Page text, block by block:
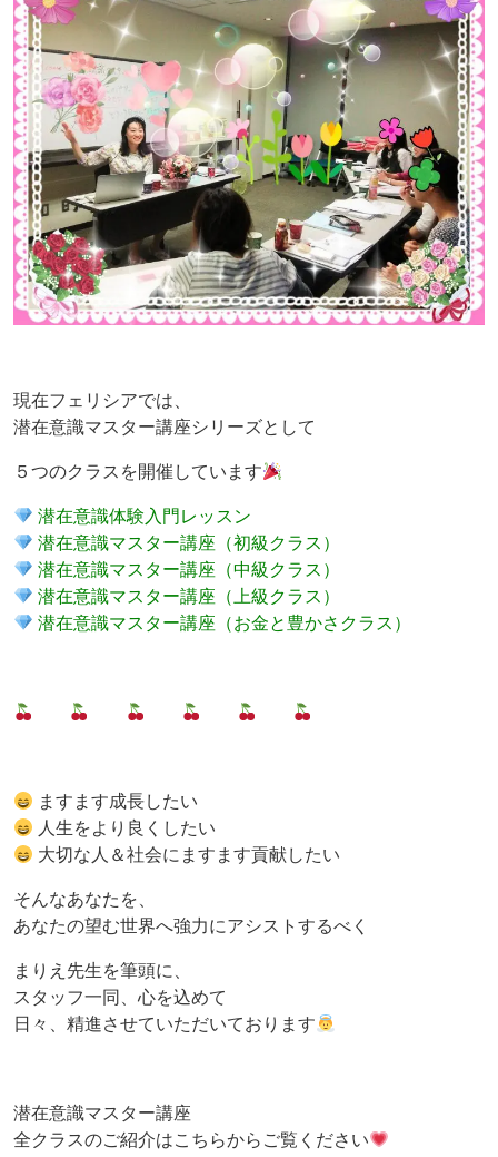
現在フェリシアでは、
潜在意識マスター講座シリーズとして
５つのクラスを開催しています
潜在意識体験入門レッスン
潜在意識マスター講座（初級クラス）
潜在意識マスター講座（中級クラス）
潜在意識マスター講座（上級クラス）
潜在意識マスター講座（お金と豊かさクラス）
ますます成長したい
人生をより良くしたい
大切な人＆社会にますます貢献したい
そんなあなたを、
あなたの望む世界へ強力にアシストするべく
まりえ先生を筆頭に、
スタッフ一同、心を込めて
日々、精進させていただいております
潜在意識マスター講座
全クラスのご紹介はこちらからご覧ください